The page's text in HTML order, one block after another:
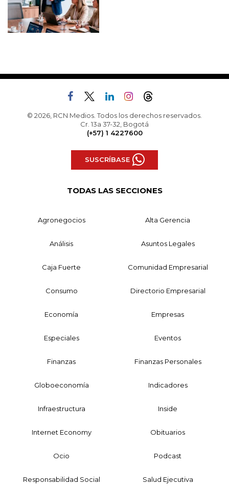
© 2026, RCN Medios. Todos los derechos reservados.
Cr. 13a 37-32, Bogotá
(+57) 1 4227600
SUSCRÍBASE
TODAS LAS SECCIONES
Agronegocios Alta Gerencia
Análisis Asuntos Legales
Caja Fuerte Comunidad Empresarial
Consumo Directorio Empresarial
Economía Empresas
Especiales Eventos
Finanzas Finanzas Personales
Globoeconomía Indicadores
Infraestructura Inside
Internet Economy Obituarios
Ocio Podcast
Responsabilidad Social Salud Ejecutiva